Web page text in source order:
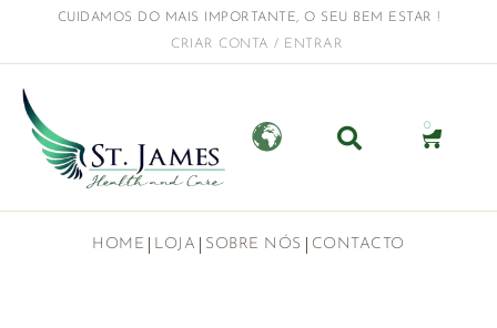
CUIDAMOS DO MAIS IMPORTANTE, O SEU BEM ESTAR !
CRIAR CONTA / ENTRAR
0
HOME LOJA SOBRE NÓS CONTACTO